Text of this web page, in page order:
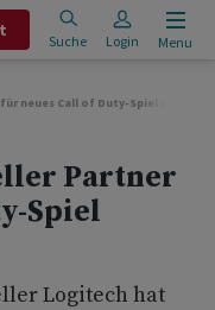
Suche Login Menu
neues Call of Duty-Spiel gewählt
Partner
Spiel
Logitech hat